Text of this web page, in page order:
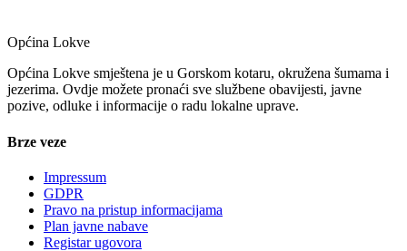
Općina Lokve
Općina Lokve smještena je u Gorskom kotaru, okružena šumama i
jezerima. Ovdje možete pronaći sve službene obavijesti, javne
pozive, odluke i informacije o radu lokalne uprave.
Brze veze
Impressum
GDPR
Pravo na pristup informacijama
Plan javne nabave
Registar ugovora